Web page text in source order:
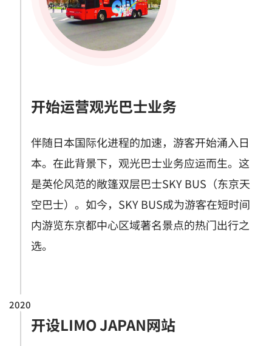
开始运营观光巴士业务
伴随日本国际化进程的加速，游客开始涌入日
本。在此背景下，观光巴士业务应运而生。这
是英伦风范的敞篷双层巴士SKY BUS（东京天
空巴士）。如今，SKY BUS成为游客在短时间
内游览东京都中心区域著名景点的热门出行之
选。
2020
开设LIMO JAPAN网站